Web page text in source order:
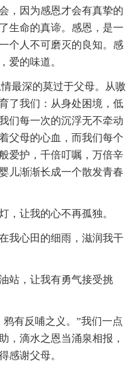
，因为感恩才会有真挚的
生命的真谛。感恩，是一
个人不可磨灭的良知。感
爱的味道。
最深的莫过于父母。从嗷
了我们：从身处困境，低
们每一次的沉浮无不牵动
父母的心血，而我们每个
爱护，千倍叮嘱，万倍辛
儿渐渐长成一个散发青春
，让我的心不再孤独。
我心田的细雨，滋润我干
站，让我有勇气接受挑
有反哺之义。”我们一点
，滴水之恩当涌泉相报，
感谢父母。